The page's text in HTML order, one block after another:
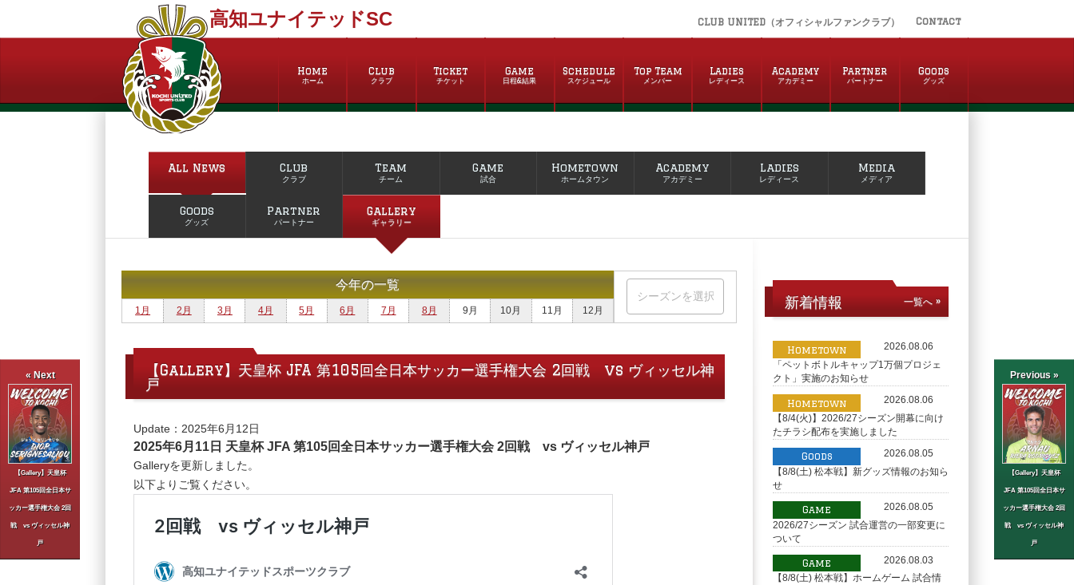
高知ユナイテッドSC CLUB UNITED（オフィシャルファンクラブ） Contact
Home
ホーム
Club
クラブ
Ticket
チケット
Game
日程&結果
Schedule
スケジュール
Top Team
メンバー
Ladies
レディース
Academy
アカデミー
Partner
パートナー
Goods
グッズ
« Next
【Gallery】天皇杯
JFA 第105回全日本サ
ッカー選手権大会 2回
戦 vs ヴィッセル神
戸
Previous »
【Gallery】天皇杯
JFA 第105回全日本サ
ッカー選手権大会 2回
戦 vs ヴィッセル神
戸
All News Club
クラブ
Team
チーム
Game
試合
Hometown
ホームタウン
Academy
アカデミー
Ladies
レディース
Media
メディア
Goods
グッズ
Partner
パートナー
Gallery
ギャラリー
今年の一覧
1月 2月 3月 4月 5月 6月 7月 8月 9月 10月 11月 12月
【Gallery】天皇杯 JFA 第105回全日本サッカー選手権大会 2回戦 vs ヴィッセル神
戸
Update：2025年6月12日
2025年6月11日 天皇杯 JFA 第105回全日本サッカー選手権大会 2回戦 vs ヴィッセル神戸
Galleryを更新しました。
以下よりご覧ください。
新着情報 一覧へ »
Hometown
2026.08.06
「ペットボトルキャップ1万個プロジェ
クト」実施のお知らせ
Hometown
2026.08.06
【8/4(火)】2026/27シーズン開幕に向け
たチラシ配布を実施しました
Goods
2026.08.05
【8/8(土) 松本戦】新グッズ情報のお知ら
せ
Game
2026.08.05
2026/27シーズン 試合運営の一部変更に
ついて
Game
2026.08.03
【8/8(土) 松本戦】ホームゲーム 試合情